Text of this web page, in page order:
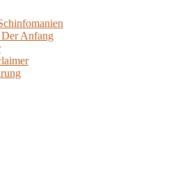
Anfang